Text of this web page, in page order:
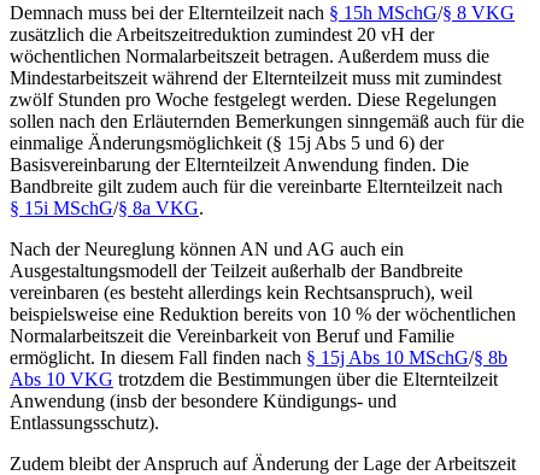
Demnach muss bei der Elternteilzeit nach § 15h MSchG/§ 8 VKG
zusätzlich die Arbeitszeitreduktion zumindest 20 vH der
wöchentlichen Normalarbeitszeit betragen. Außerdem muss die
Mindestarbeitszeit während der Elternteilzeit muss mit zumindest
zwölf Stunden pro Woche festgelegt werden. Diese Regelungen
sollen nach den Erläuternden Bemerkungen sinngemäß auch für die
einmalige Änderungsmöglichkeit (§ 15j Abs 5 und 6) der
Basisvereinbarung der Elternteilzeit Anwendung finden. Die
Bandbreite gilt zudem auch für die vereinbarte Elternteilzeit nach
§ 15i MSchG/§ 8a VKG.
Nach der Neureglung können AN und AG auch ein
Ausgestaltungsmodell der Teilzeit außerhalb der Bandbreite
vereinbaren (es besteht allerdings kein Rechtsanspruch), weil
beispielsweise eine Reduktion bereits von 10 % der wöchentlichen
Normalarbeitszeit die Vereinbarkeit von Beruf und Familie
ermöglicht. In diesem Fall finden nach § 15j Abs 10 MSchG/§ 8b
Abs 10 VKG trotzdem die Bestimmungen über die Elternteilzeit
Anwendung (insb der besondere Kündigungs- und
Entlassungsschutz).
Zudem bleibt der Anspruch auf Änderung der Lage der Arbeitszeit